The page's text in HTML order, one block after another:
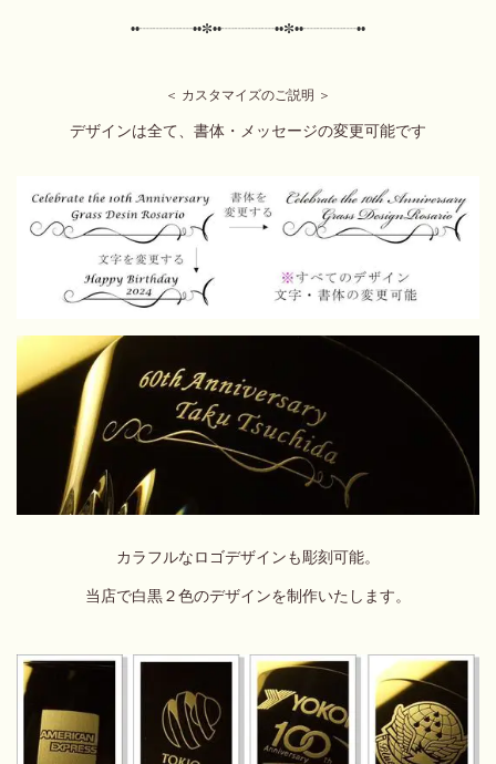
••┈┈┈┈••✼••┈┈┈┈••✼••┈┈┈┈••
＜ カスタマイズのご説明 ＞
デザインは全て、書体・メッセージの変更可能です
カラフルなロゴデザインも彫刻可能。
当店で白黒２色のデザインを制作いたします。